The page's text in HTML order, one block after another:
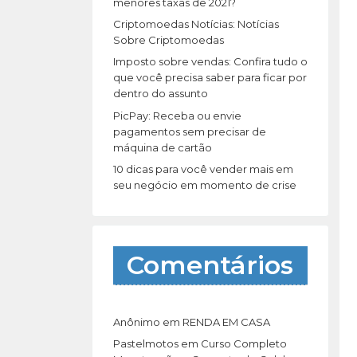
:
Criptomoedas Notícias: Notícias
Sobre Criptomoedas
Imposto sobre vendas: Confira tudo o
que você precisa saber para ficar por
dentro do assunto
PicPay: Receba ou envie
pagamentos sem precisar de
máquina de cartão
10 dicas para você vender mais em
seu negócio em momento de crise
Comentários
Anônimo em RENDA EM CASA
Pastelmotosem Curso Completo